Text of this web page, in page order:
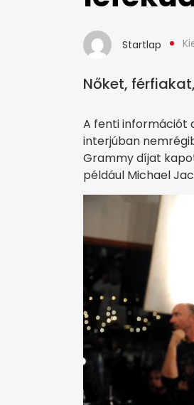
Startlap
Nőket,
A fenti információt
interjúban
Grammy díjat
például Michael